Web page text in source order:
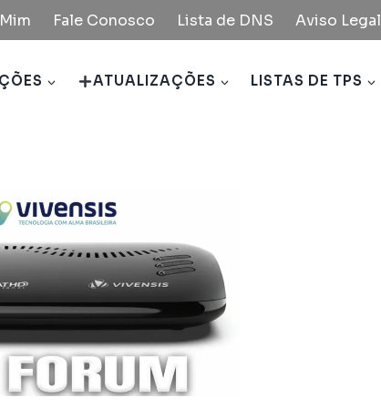
Fale Conosco Lista de DNS Aviso Legal
ATUALIZAÇÕES LISTAS DE TPS